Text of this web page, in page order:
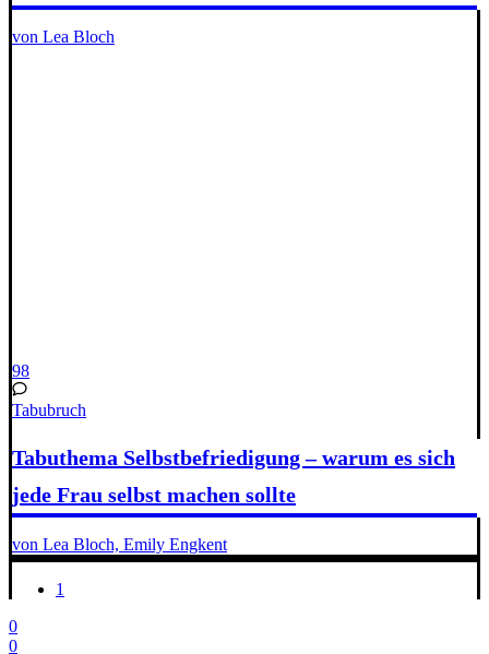
von Lea Bloch
98
Tabubruch
Tabuthema Selbstbefriedigung – warum es sich
jede Frau selbst machen sollte
von Lea Bloch, Emily Engkent
1
0
0